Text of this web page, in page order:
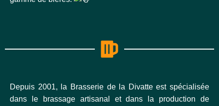
Depuis 2001, la Brasserie de la Divatte est spécialisée
dans le brassage artisanal et dans la production de